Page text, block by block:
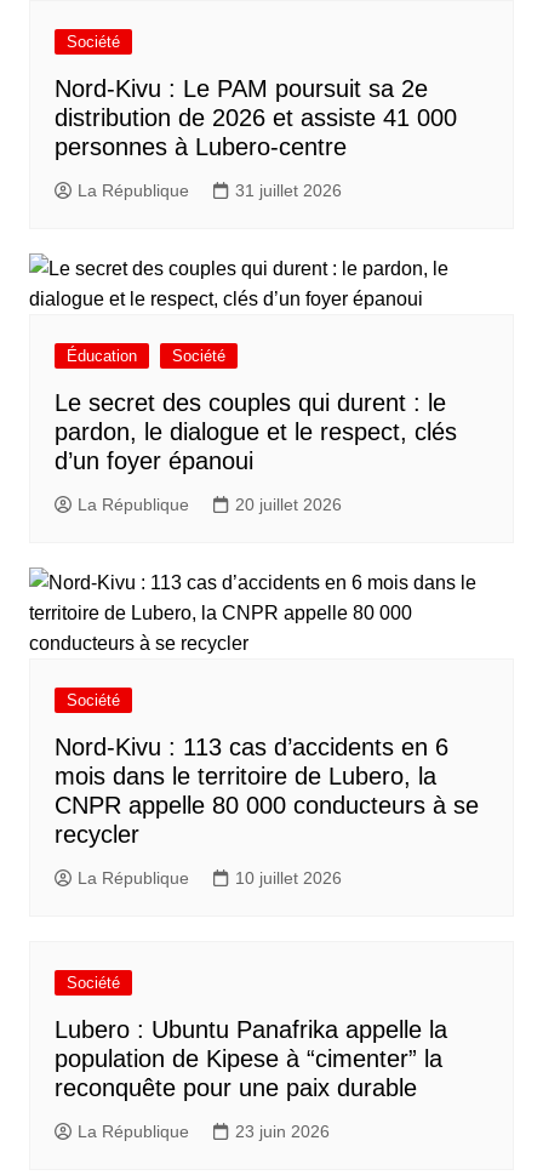
Société
Nord-Kivu : Le PAM poursuit sa 2e
distribution de 2026 et assiste 41 000
personnes à Lubero-centre
La République 31 juillet 2026
Éducation Société
Le secret des couples qui durent : le
pardon, le dialogue et le respect, clés
d’un foyer épanoui
La République 20 juillet 2026
Société
Nord-Kivu : 113 cas d’accidents en 6
mois dans le territoire de Lubero, la
CNPR appelle 80 000 conducteurs à se
recycler
La République 10 juillet 2026
Société
Lubero : Ubuntu Panafrika appelle la
population de Kipese à “cimenter” la
reconquête pour une paix durable
La République 23 juin 2026